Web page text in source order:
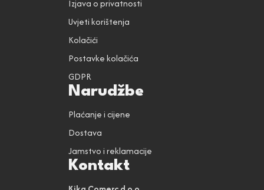
Izjava o privatnosti
Uvjeti korištenja
Kolačići
Postavke kolačića
GDPR
Narudžbe
Plaćanje i cijene
Dostava
Jamstvo i reklamacije
Kontakt